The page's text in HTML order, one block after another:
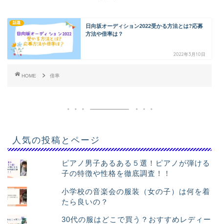
話題
日向坂オーディション2022受かる方法とは?応募
方法や倍率は？
2022年3月10日
HOME 倍率
人気の投稿とページ
ピアノ男子あるある５選！ピアノが弾ける
子の特徴や性格を徹底調査！！
小学校の音楽会の服装（女の子）は何を着
たら良いの？
30代の服はどこで買う？おすすめレディー